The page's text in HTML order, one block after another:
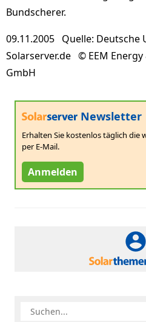
Bundscherer.
09.11.2005 Quelle: Deutsche
Solarserver.de © EEM
GmbH
Newsletter
Erhalten Sie kostenlos täglich die
per E-Mail.
Anmelden